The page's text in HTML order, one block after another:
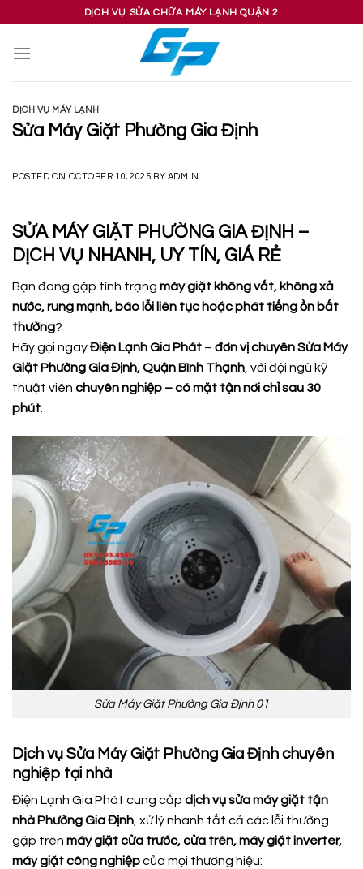
content
DỊCH VỤ SỬA CHỮA MÁY LẠNH QUẬN 2
DỊCH VỤ MÁY LẠNH
Sửa Máy Giặt Phường Gia Định
POSTED ON OCTOBER 10, 2025 BY ADMIN
SỬA MÁY GIẶT PHƯỜNG GIA ĐỊNH –
DỊCH VỤ NHANH, UY TÍN, GIÁ RẺ
Bạn đang gặp tình trạng máy giặt không vắt, không xả
nước, rung mạnh, báo lỗi liên tục hoặc phát tiếng ồn bất
thường?
Hãy gọi ngayĐiện Lạnh Gia Phát – đơn vị chuyên Sửa Máy
Giặt Phường Gia Định, Quận Bình Thạnh , với đội ngũ kỹ
thuật viên chuyên nghiệp – có mặt tận nơi chỉ sau 30
phút
Sửa Máy Giặt Phường Gia Định 01
Dịch vụ Sửa Máy Giặt Phường Gia Định chuyên
nghiệp tại nhà
Điện Lạnh Gia Phát cung cấp dịch vụ sửa máy giặt tận
nhà Phường Gia Định, xử lý nhanh tất cả các lỗi thường
gặp trên máy giặt cửa trước, cửa trên, máy giặt inverter,
máy giặt công nghiệpcủa mọi thương hiệu: